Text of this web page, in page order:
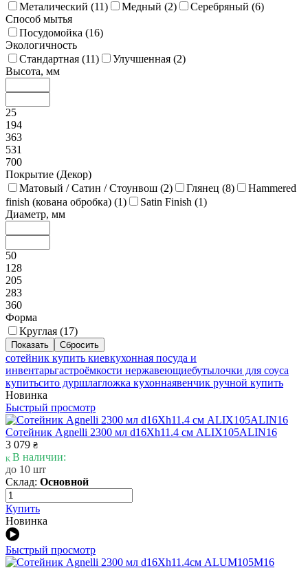
Металический (11) Медный (2) Серебряный (6)
Способ мытья
Посудомойка (16)
Экологичность
Стандартная (11) Улучшенная (2)
Высота, мм
25
194
363
531
700
Покрытие (Декор)
Матовый / Сатин / Стоунвош (2) Глянец (8)
Hammered
finish (кована обробка) (1) Satin Finish (1)
Диаметр, мм
50
128
205
283
360
Форма
Круглая (17)
сотейник купить киевкухонная посуда и
инвентарьгастроёмкости нержавеющиебутылочки для соуса
купитьсито дуршлагложка кухоннаявенчик ручной купить
Новинка
Быстрый просмотр
Сотейник Agnelli 2300 мл d16Xh11.4 см ALIX105ALIN16
3 079 ₴
В наличии:
до 10 шт
Склад: Основной
Купить
Новинка
Быстрый просмотр